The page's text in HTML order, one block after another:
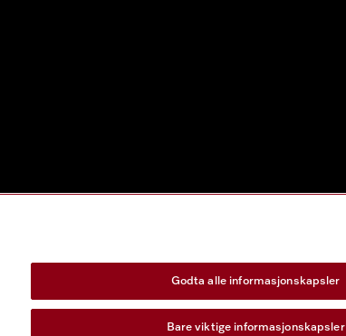
Godta alle informasjonskapsler
Bare viktige informasjonskapsler